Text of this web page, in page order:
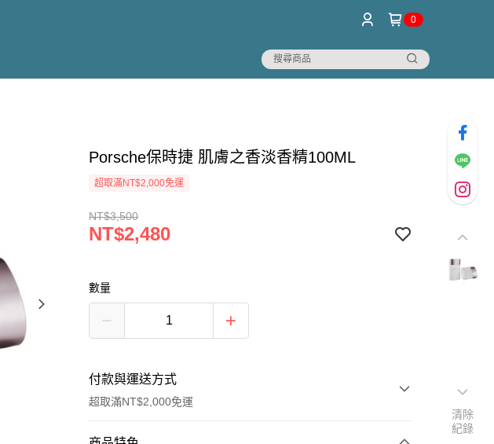
0
Porsche保時捷 肌膚之香淡香精100ML
超取滿NT$2,000免運
NT$3,500
NT$2,480
數量
付款與運送方式
超取滿NT$2,000免運
清除
紀錄